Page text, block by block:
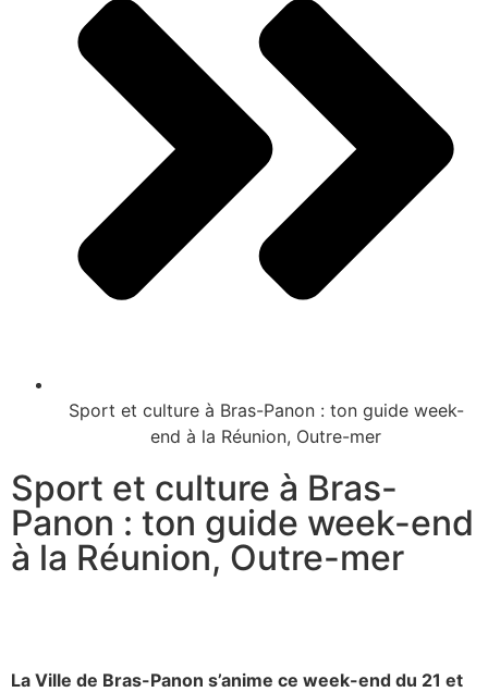
Sport et culture à Bras-Panon : ton guide week-
end à la Réunion, Outre-mer
Sport et culture à Bras-
Panon : ton guide week-end
à la Réunion, Outre-mer
La Ville de Bras-Panon s’anime ce week-end du 21 et